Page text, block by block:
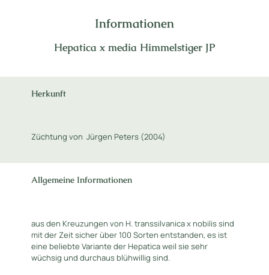
Informationen
Hepatica x media Himmelstiger JP
Herkunft
Züchtung von Jürgen Peters (2004)
Allgemeine Informationen
aus den Kreuzungen von H. transsilvanica x nobilis sind
mit der Zeit sicher über 100 Sorten entstanden, es ist
eine beliebte Variante der Hepatica weil sie sehr
wüchsig und durchaus blühwillig sind.